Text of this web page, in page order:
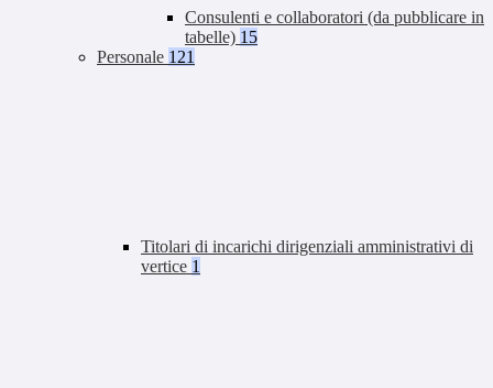
Consulenti e collaboratori (da pubblicare in
tabelle) 15
Personale 121
Titolari di incarichi dirigenziali amministrativi di
vertice 1